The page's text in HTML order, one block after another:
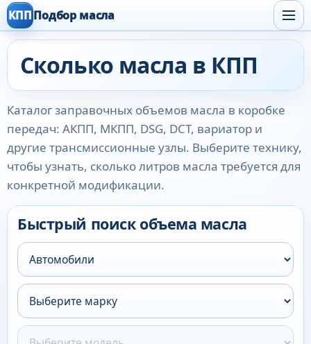
КПППодбор масла
Сколько масла в КПП
Каталог заправочных объемов масла в коробке
передач: АКПП, МКПП, DSG, DCT, вариатор и
другие трансмиссионные узлы. Выберите технику,
чтобы узнать, сколько литров масла требуется для
конкретной модификации.
Быстрый поиск объема масла